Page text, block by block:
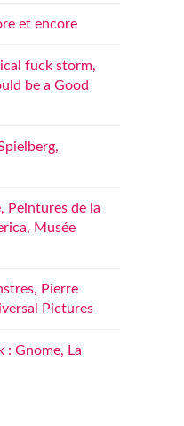
et encore
fuck storm,
be a Good
Peintures de la
Musée
Pierre
Pictures
: Gnome, La